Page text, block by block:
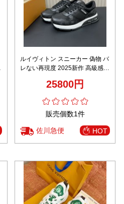
ルイヴィトン スニーカー 偽物 バ
レない再現度 2025新作 高級感仕
レザー使用 快適な履き心地 高評
25800円
販売個数1件
佐川急便 HOT